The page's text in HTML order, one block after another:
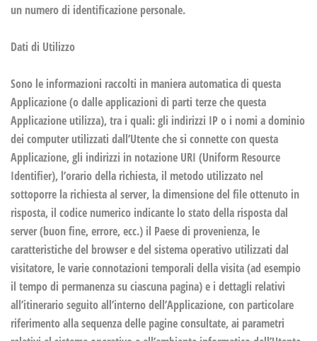
un numero di identificazione personale.
Dati di Utilizzo
Sono le informazioni raccolti in maniera automatica di questa
Applicazione (o dalle applicazioni di parti terze che questa
Applicazione utilizza), tra i quali: gli indirizzi IP o i nomi a dominio
dei computer utilizzati dall’Utente che si connette con questa
Applicazione, gli indirizzi in notazione URI (Uniform Resource
Identifier), l’orario della richiesta, il metodo utilizzato nel
sottoporre la richiesta al server, la dimensione del file ottenuto in
risposta, il codice numerico indicante lo stato della risposta dal
server (buon fine, errore, ecc.) il Paese di provenienza, le
caratteristiche del browser e del sistema operativo utilizzati dal
visitatore, le varie connotazioni temporali della visita (ad esempio
il tempo di permanenza su ciascuna pagina) e i dettagli relativi
all’itinerario seguito all’interno dell’Applicazione, con particolare
riferimento alla sequenza delle pagine consultate, ai parametri